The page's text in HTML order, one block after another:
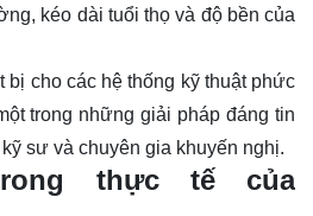
kéo dài tuổi thọ và độ bền của
bị cho các hệ thống kỹ thuật phức
trong những giải pháp đáng tin
sư và chuyên gia khuyến nghị.
thực tế của